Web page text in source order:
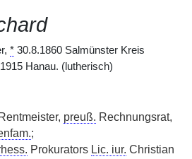
* 30.8.1860 Salmünster Kreis
Hanau. (lutherisch)
Rentmeister, preuß. Rechnungsrat,
;
Prokurators Lic. iur. Christian